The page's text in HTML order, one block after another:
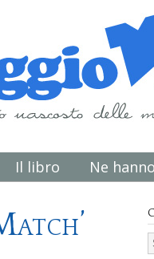
Il libro Ne